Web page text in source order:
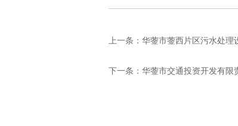
上一条：华蓥市蓥西片区污水处理
下一条：华蓥市交通投资开发有